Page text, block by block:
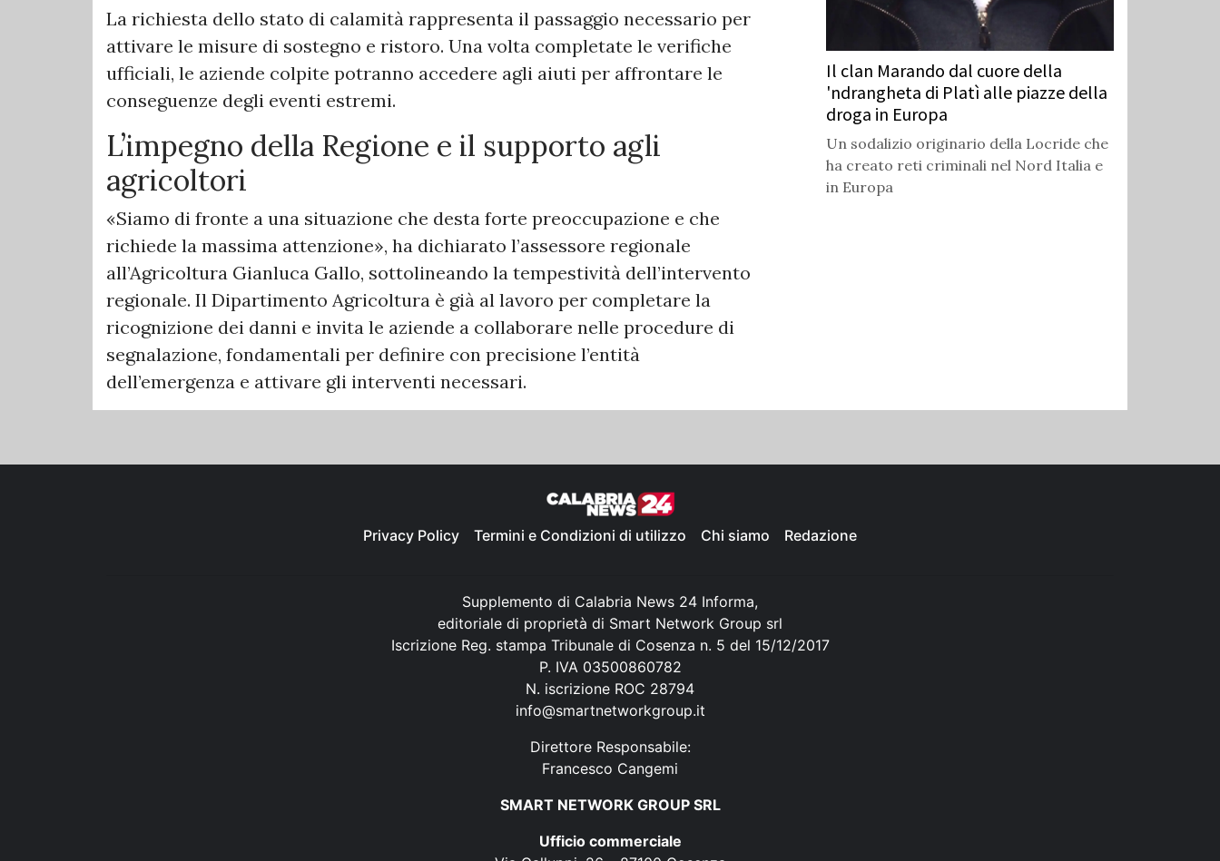
La richiesta dello stato di calamità rappresenta il passaggio necessario per
attivare le misure di sostegno e ristoro. Una volta completate le verifiche
ufficiali, le aziende colpite potranno accedere agli aiuti per affrontare le
conseguenze degli eventi estremi.
L’impegno della Regione e il supporto agli
agricoltori
«Siamo di fronte a una situazione che desta forte preoccupazione e che
richiede la massima attenzione», ha dichiarato l’assessore regionale
all’Agricoltura Gianluca Gallo, sottolineando la tempestività dell’intervento
regionale. Il Dipartimento Agricoltura è già al lavoro per completare la
ricognizione dei danni e invita le aziende a collaborare nelle procedure di
segnalazione, fondamentali per definire con precisione l’entità
dell’emergenza e attivare gli interventi necessari.
Il clan Marando dal cuore della
'ndrangheta di Platì alle piazze della
droga in Europa
Un sodalizio originario della Locride che
ha creato reti criminali nel Nord Italia e
in Europa
Privacy Policy Termini e Condizioni di utilizzo Chi siamo Redazione
Supplemento di Calabria News 24 Informa,
editoriale di proprietà di Smart Network Group srl
Iscrizione Reg. stampa Tribunale di Cosenza n. 5 del 15/12/2017
P. IVA 03500860782
N. iscrizione ROC 28794
info@smartnetworkgroup.it
Direttore Responsabile:
Francesco Cangemi
SMART NETWORK GROUP SRL
Ufficio commerciale